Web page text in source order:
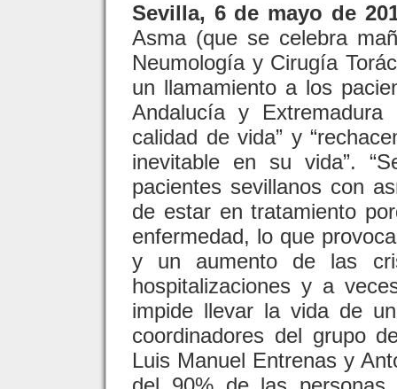
Sevilla, 6 de mayo de
Asma (que se celebra
Neumología y Cirugía
un llamamiento a los
Andalucía y
calidad de vida” y
inevitable en su vida”.
pacientes sevillanos con
de estar en tratamiento
enfermedad, lo que
y un aumento de las
hospitalizaciones y a
impide llevar la vida de
coordinadores del grupo
Luis Manuel Entrenas y